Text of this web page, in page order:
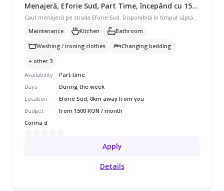
Menajeră, Eforie Sud, Part Time, începând cu 1500 lei/lună
Maintenance
Kitchen
Bathroom
Washing / ironing clothes
Changing bedding
+ other 3
Availability
Part-time
Days
During the week
Location
Eforie Sud, 0km away from you
Budget
from 1500 RON / month
Corina d
Apply
Details